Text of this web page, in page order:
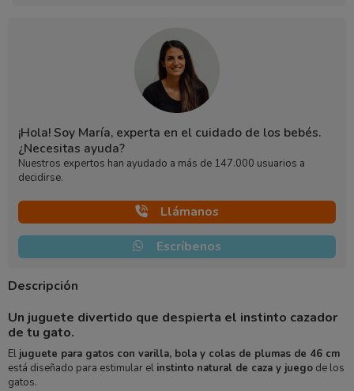
¡Hola! Soy María, experta en el cuidado de los bebés.
¿Necesitas ayuda?
Nuestros expertos han ayudado a más de 147.000 usuarios a
decidirse.
Llámanos
Escríbenos
Descripción
Un juguete divertido que despierta el instinto cazador
de tu gato.
El juguete para gatos con varilla, bola y colas de plumas de 46 cm
está diseñado para estimular el instinto natural de caza y juegode los
gatos.